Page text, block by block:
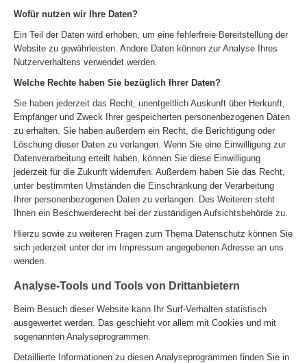
Wofür nutzen wir Ihre Daten?
Ein Teil der Daten wird erhoben, um eine fehlerfreie Bereitstellung der
Website zu gewährleisten. Andere Daten können zur Analyse Ihres
Nutzerverhaltens verwendet werden.
Welche Rechte haben Sie bezüglich Ihrer Daten?
Sie haben jederzeit das Recht, unentgeltlich Auskunft über Herkunft,
Empfänger und Zweck Ihrer gespeicherten personenbezogenen Daten
zu erhalten. Sie haben außerdem ein Recht, die Berichtigung oder
Löschung dieser Daten zu verlangen. Wenn Sie eine Einwilligung zur
Datenverarbeitung erteilt haben, können Sie diese Einwilligung
jederzeit für die Zukunft widerrufen. Außerdem haben Sie das Recht,
unter bestimmten Umständen die Einschränkung der Verarbeitung
Ihrer personenbezogenen Daten zu verlangen. Des Weiteren steht
Ihnen ein Beschwerderecht bei der zuständigen Aufsichtsbehörde zu.
Hierzu sowie zu weiteren Fragen zum Thema Datenschutz können Sie
sich jederzeit unter der im Impressum angegebenen Adresse an uns
wenden.
Analyse-Tools und Tools von Drittanbietern
Beim Besuch dieser Website kann Ihr Surf-Verhalten statistisch
ausgewertet werden. Das geschieht vor allem mit Cookies und mit
sogenannten Analyseprogrammen.
Detaillierte Informationen zu diesen Analyseprogrammen finden Sie in